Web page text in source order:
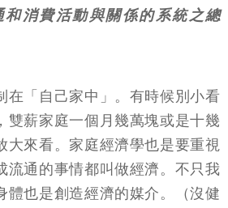
消費活動與關係的系統之總
在「自己家中」。有時候別小看
雙薪家庭一個月幾萬塊或是十幾
大來看。家庭經濟學也是要重視
流通的事情都叫做經濟。不只我
體也是創造經濟的媒介。（沒健